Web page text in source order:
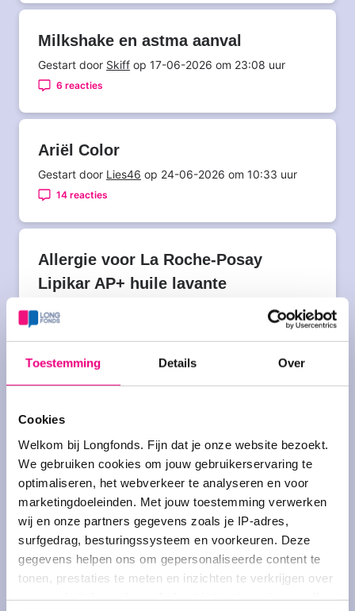
Toestemming Details Over
Cookies
Welkom bij Longfonds. Fijn dat je onze website bezoekt.
We gebruiken cookies om jouw gebruikerservaring te
optimaliseren, het webverkeer te analyseren en voor
marketingdoeleinden. Met jouw toestemming verwerken
wij en onze partners gegevens zoals je IP-adres,
surfgedrag, besturingssysteem en voorkeuren. Deze
gegevens helpen ons om gepersonaliseerde content te
tonen, prestaties te meten en inzichten te verkrijgen over
Milkshake en astma aanval
Gestart door Skiff op 17-06-2026 om 23:08 uur
6 reacties
Ariël Color
Gestart door Lies46 op 24-06-2026 om 10:33 uur
14 reacties
Allergie voor La Roche-Posay
Lipikar AP+ huile lavante
op 15-04-2026 om 13:18
uur
Astma, Rosacea en onderhuidse
bulten
Gestart doorBlauwBesjeop 08-09-2020 om 15:47
uur
4 reacties